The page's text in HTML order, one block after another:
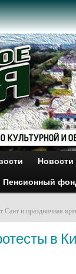
Новости
Пенсионный
Сант и праздничная
в